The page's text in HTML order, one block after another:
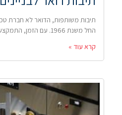
תיבות משותפות, הדואר לא חברת
החל משנת 1966. עם הזמן, התמקצעה בשימוש באלומיניום,
קרא עוד »